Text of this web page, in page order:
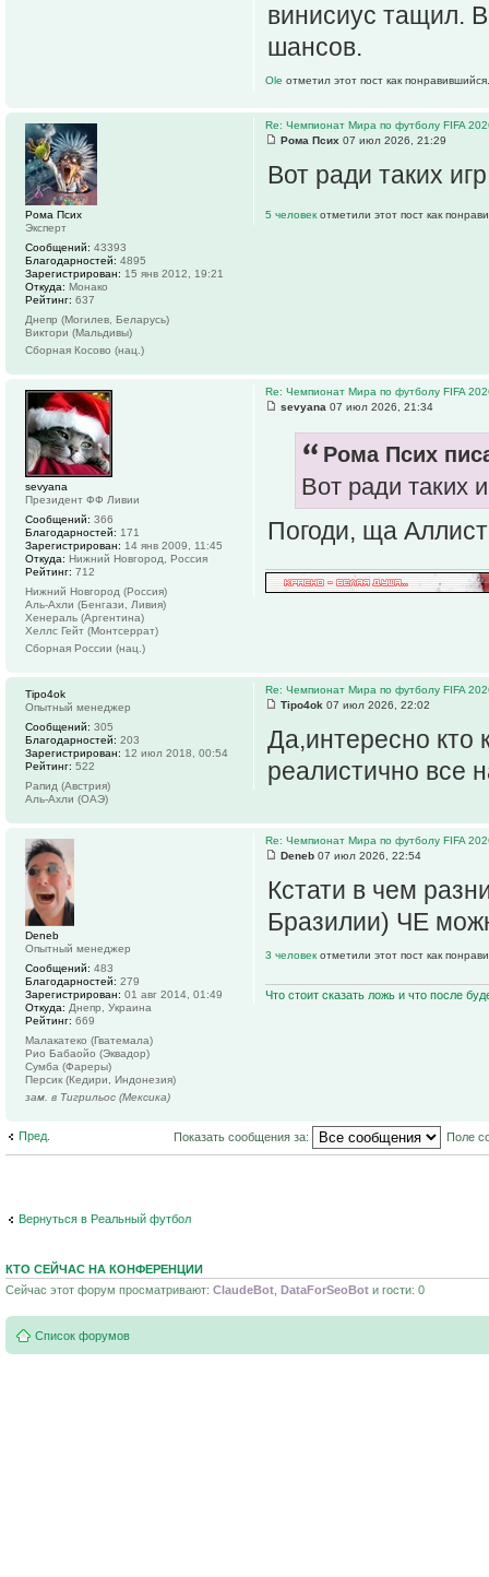
винисиус тащил.
шансов.
Ole отметил этот пост как понравившийся.
Re: Чемпионат Мира по футболу FIFA
Рома Псих 07 июл 2026, 21:29
Вот ради таких
5 человек отметили этот пост как
Рома Псих
Эксперт
Сообщений: 43393
Благодарностей: 4895
Зарегистрирован: 15 янв 2012, 19:21
Откуда: Монако
Рейтинг: 637
Днепр (Могилев, Беларусь)
Виктори (Мальдивы)
Сборная Косово (нац.)
Re: Чемпионат Мира по футболу FIFA
sevyana 07 июл 2026, 21:34
Рома Псих
Вот ради таких
Погоди, ща
sevyana
Президент ФФ Ливии
Сообщений: 366
Благодарностей: 171
Зарегистрирован: 14 янв 2009, 11:45
Откуда: Нижний Новгород, Россия
Рейтинг: 712
Нижний Новгород (Россия)
Аль-Ахли (Бенгази, Ливия)
Хенераль (Аргентина)
Хеллс Гейт (Монтсеррат)
Сборная России (нац.)
Re: Чемпионат Мира по футболу FIFA
Tipo4ok 07 июл 2026, 22:02
Да,интересно кто
реалистично все
Tipo4ok
Опытный менеджер
Сообщений: 305
Благодарностей: 203
Зарегистрирован: 12 июл 2018, 00:54
Рейтинг: 522
Рапид (Австрия)
Аль-Ахли (ОАЭ)
Re: Чемпионат Мира по футболу FIFA
Deneb 07 июл 2026, 22:54
Кстати в чем
Бразилии) ЧЕ
3 человек отметили этот пост как
Что стоит сказать ложь и что после
Deneb
Опытный менеджер
Сообщений: 483
Благодарностей: 279
Зарегистрирован: 01 авг 2014, 01:49
Откуда: Днепр, Украина
Рейтинг: 669
Малакатеко (Гватемала)
Рио Бабаойо (Эквадор)
Сумба (Фареры)
Персик (Кедири, Индонезия)
зам. в Тигрильос (Мексика)
Пред. Показать сообщения за: Поле
Вернуться в Реальный футбол
КТО СЕЙЧАС НА КОНФЕРЕНЦИИ
Сейчас этот форум просматривают: ClaudeBot DataForSeoBot и гости: 0
Список форумов